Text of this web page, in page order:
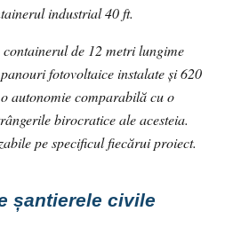
industrial 40 ft.
de 12 metri lungime
fotovoltaice instalate și 620
autonomie comparabilă cu o
birocratice ale acesteia.
pe specificul fiecărui proiect.
șantierele civile